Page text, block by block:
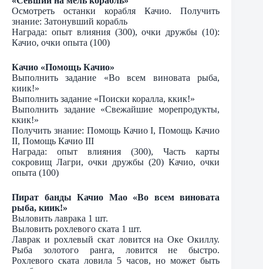
Осмотреть останки корабля Качио. Получить
знание: Затонувший корабль
Награда: опыт влияния (300), очки дружбы (10):
Качио, очки опыта (100)
Качио «Помощь Качио»
Выполнить задание «Во всем виновата рыба,
киик!»
Выполнить задание «Поиски коралла, ккик!»
Выполнить задание «Свежайшие морепродукты,
ккик!»
Получить знание: Помощь Качио I, Помощь Качио
II, Помощь Качио III
Награда: опыт влияния (300), Часть карты
сокровищ Лагри, очки дружбы (20) Качио, очки
опыта (100)
Пират банды Качио Мао «Во всем виновата
рыба, киик!»
Выловить лаврака 1 шт.
Выловить рохлевого ската 1 шт.
Лаврак и рохлевый скат ловится на Оке Окиллу.
Рыба золотого ранга, ловится не быстро.
Рохлевого ската ловила 5 часов, но может быть